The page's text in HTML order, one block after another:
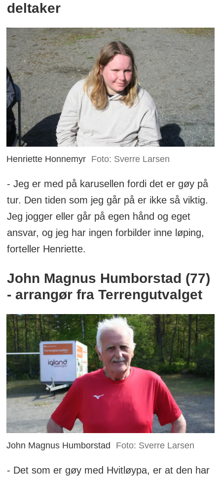
deltaker
Henriette Honnemyr Foto: Sverre Larsen
- Jeg er med på karusellen fordi det er gøy på
tur. Den tiden som jeg går på er ikke så viktig.
Jeg jogger eller går på egen hånd og eget
ansvar, og jeg har ingen forbilder inne løping,
forteller Henriette.
John Magnus Humborstad (77)
- arrangør fra Terrengutvalget
John Magnus Humborstad Foto: Sverre Larsen
- Det som er gøy med Hvitløypa, er at den har